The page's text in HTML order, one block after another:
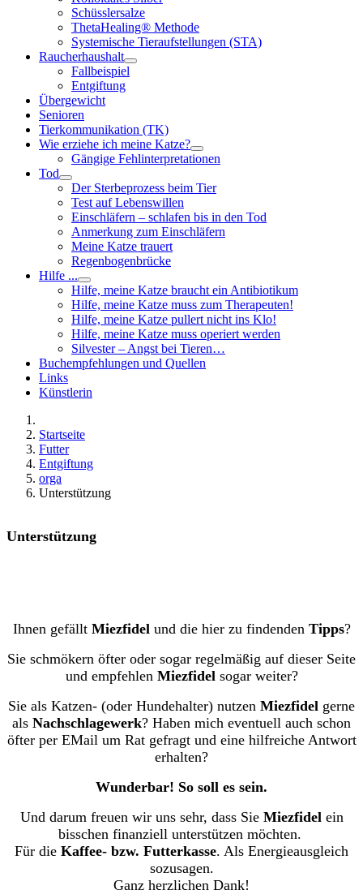
Schüsslersalze
ThetaHealing® Methode
Systemische Tieraufstellungen (STA)
Raucherhaushalt
Fallbeispiel
Entgiftung
Übergewicht
Senioren
Tierkommunikation (TK)
Wie erziehe ich meine Katze?
Gängige Fehlinterpretationen
Tod
Der Sterbeprozess beim Tier
Test auf Lebenswillen
Einschläfern – schlafen bis in den Tod
Anmerkung zum Einschläfern
Meine Katze trauert
Regenbogenbrücke
Hilfe ...
Hilfe, meine Katze braucht ein Antibiotikum
Hilfe, meine Katze muss zum Therapeuten!
Hilfe, meine Katze pullert nicht ins Klo!
Hilfe, meine Katze muss operiert werden
Silvester – Angst bei Tieren…
Buchempfehlungen und Quellen
Links
Künstlerin
Startseite
Futter
Entgiftung
orga
Unterstützung
Unterstützung
Ihnen gefällt Miezfidel und die hier zu findenden Tipps?
Sie schmökern öfter oder sogar regelmäßig auf dieser Seite
und empfehlen Miezfidel sogar weiter?
Sie als Katzen- (oder Hundehalter) nutzen Miezfidel gerne
als Nachschlagewerk? Haben mich eventuell auch schon
öfter per EMail um Rat gefragt und eine hilfreiche Antwort
erhalten?
Wunderbar! So soll es sein.
Und darum freuen wir uns sehr, dass Sie Miezfidel ein
bisschen finanziell unterstützen möchten.
Für die Kaffee- bzw. Futterkasse. Als Energieausgleich
sozusagen.
Ganz herzlichen Dank!